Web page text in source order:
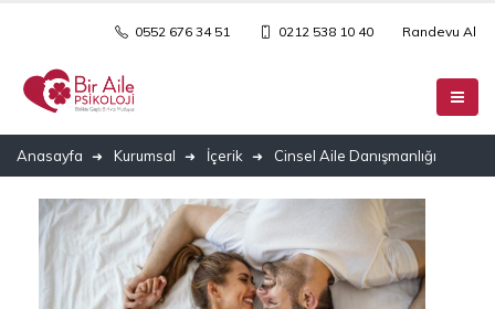
0552 676 34 51 0212 538 10 40 Randevu Al
Anasayfa Kurumsal İçerik Cinsel Aile Danışmanlığı